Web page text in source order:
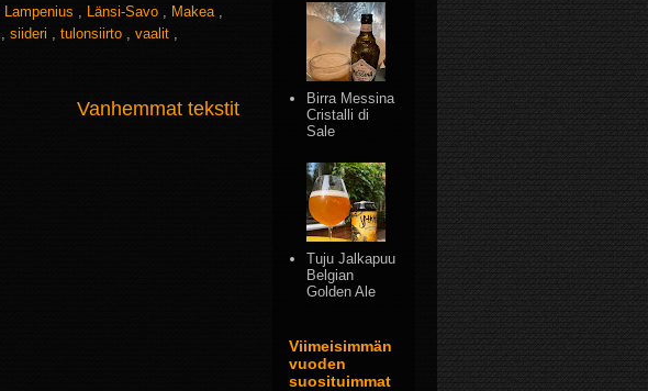
Lampenius , Länsi-Savo , Makea ,
, siideri , tulonsiirto , vaalit ,
Vanhemmat tekstit
Birra Messina
Cristalli di
Sale
Tuju Jalkapuu
Belgian
Golden Ale
Viimeisimmän
vuoden
suosituimmat